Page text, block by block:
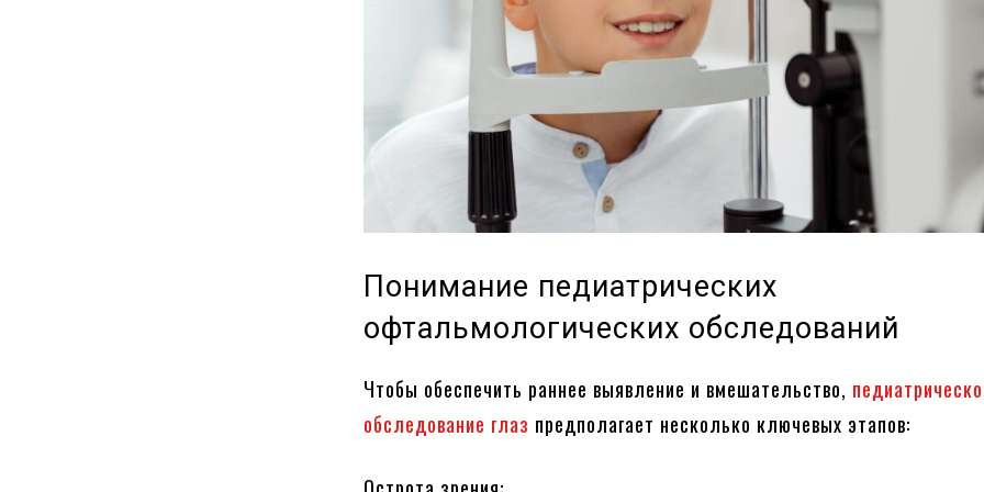
Понимание педиатрических
офтальмологических обследований
Чтобы обеспечить раннее выявление и вмешательство,
обследование глаз предполагает несколько ключевых этапов: